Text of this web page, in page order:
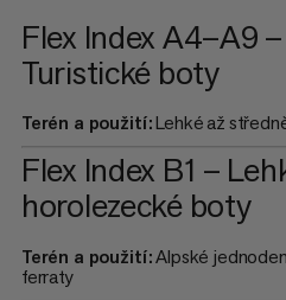
Flex Index A4–A9 –
Turistické boty
Terén a použití:Lehké až
Flex Index B1 –
horolezecké boty
Terén a použití:Alpské
ferraty